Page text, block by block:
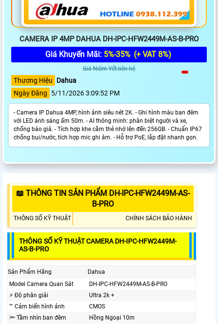
CAMERA IP 4MP DAHUA DH-IPC-HFW2449M-AS-B-PRO
Giá Khuyến Mãi: 5%-35% (+ VAT 8%)
Giá Niêm Yết:liên hệ
Thương Hiệu
Dahua
Ngày Đăng
5/11/2026 3:09:52 PM
- Camera IP Dahua 4MP, hình ảnh siêu nét 2K. - Ghi hình màu ban đêm
với LED ánh sáng ấm 50m. - AI thông minh: phân biệt người và xe,
chống báo giả. - Tích hợp khe cắm thẻ nhớ lên đến 256GB. - Chuẩn IP67
chống bụi/nước, tích hợp mic ghi âm. - Hỗ trợ PoE, lắp đặt nhanh gọn.
📖 THÔNG TIN SẢN PHẨM DH-IPC-HFW2449M-AS-
B-PRO
THÔNG SỐ KỸ THUẬT CHÍNH SÁCH BẢO HÀNH
THÔNG SỐ KỸ THUẬT CAMERA DH-IPC-HFW2449M-
AS-B-PRO
Sản Phẩm Hãng
Dahua
Model Camera Quan Sát
DH-IPC-HFW2449M-AS-B-PRO
️⚡ Độ phân giải
Ultra 2k +
™️ Cảm biến hình ảnh
CMOS
🔦 Tầm nhìn ban đêm
Hồng Ngoại 10m